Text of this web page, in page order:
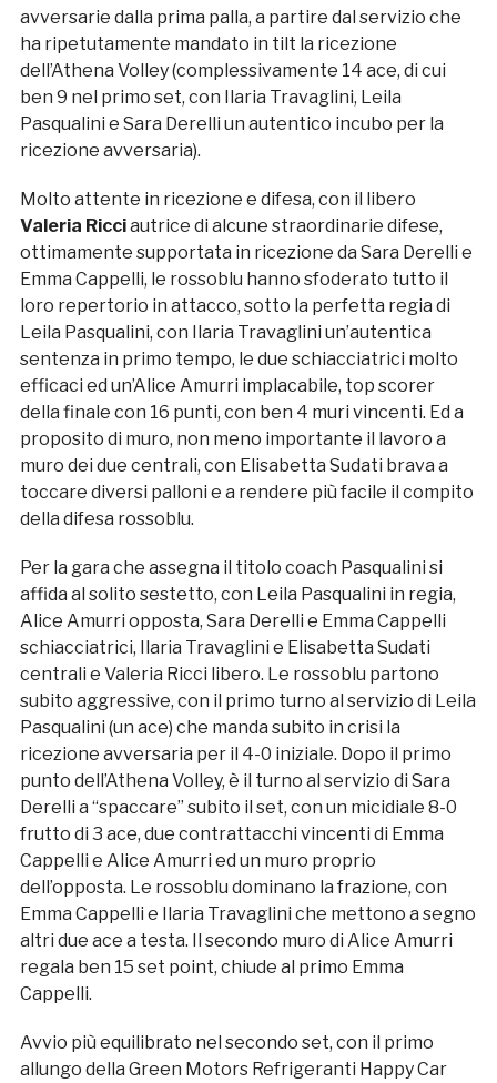
avversarie dalla prima palla, a partire dal servizio che
ha ripetutamente mandato in tilt la ricezione
dell’Athena Volley (complessivamente 14 ace, di cui
ben 9 nel primo set, con Ilaria Travaglini, Leila
Pasqualini e Sara Derelli un autentico incubo per la
ricezione avversaria).
Molto attente in ricezione e difesa, con il libero
Valeria Ricciautrice di alcune straordinarie difese,
ottimamente supportata in ricezione da Sara Derelli e
Emma Cappelli, le rossoblu hanno sfoderato tutto il
loro repertorio in attacco, sotto la perfetta regia di
Leila Pasqualini, con Ilaria Travaglini un’autentica
sentenza in primo tempo, le due schiacciatrici molto
efficaci ed un’Alice Amurri implacabile, top scorer
della finale con 16 punti, con ben 4 muri vincenti. Ed a
proposito di muro, non meno importante il lavoro a
muro dei due centrali, con Elisabetta Sudati brava a
toccare diversi palloni e a rendere più facile il compito
della difesa rossoblu.
Per la gara che assegna il titolo coach Pasqualini si
affida al solito sestetto, con Leila Pasqualini in regia,
Alice Amurri opposta, Sara Derelli e Emma Cappelli
schiacciatrici, Ilaria Travaglini e Elisabetta Sudati
centrali e Valeria Ricci libero. Le rossoblu partono
subito aggressive, con il primo turno al servizio di Leila
Pasqualini (un ace) che manda subito in crisi la
ricezione avversaria per il 4-0 iniziale. Dopo il primo
punto dell’Athena Volley, è il turno al servizio di Sara
Derelli a “spaccare” subito il set, con un micidiale 8-0
frutto di 3 ace, due contrattacchi vincenti di Emma
Cappelli e Alice Amurri ed un muro proprio
dell’opposta. Le rossoblu dominano la frazione, con
Emma Cappelli e Ilaria Travaglini che mettono a segno
altri due ace a testa. Il secondo muro di Alice Amurri
regala ben 15 set point, chiude al primo Emma
Cappelli.
Avvio più equilibrato nel secondo set, con il primo
allungo della Green Motors Refrigeranti Happy Car